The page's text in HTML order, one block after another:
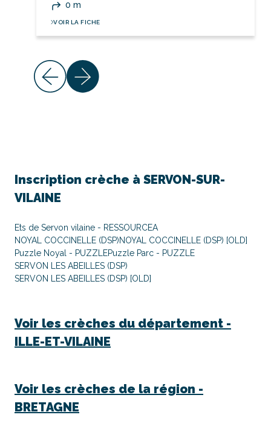
0 m
VOIR LA FICHE
Inscription crèche à SERVON-SUR-
VILAINE
Ets de Servon vilaine - RESSOURCEA
NOYAL COCCINELLE (DSP)NOYAL COCCINELLE (DSP) [OLD]
Puzzle Noyal - PUZZLEPuzzle Parc - PUZZLE
SERVON LES ABEILLES (DSP)
SERVON LES ABEILLES (DSP) [OLD]
Voir les crèches du département -
ILLE-ET-VILAINE
Voir les crèches de la région -
BRETAGNE